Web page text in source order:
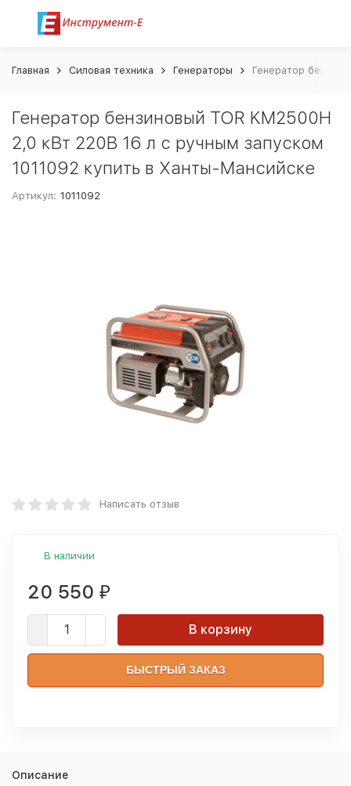
Главная Силовая техника Генераторы Генератор
Генератор бензиновый TOR KM2500H
2,0 кВт 220В 16 л с ручным запуском
1011092 купить в Ханты-Мансийске
Артикул: 1011092
Написать отзыв
В наличии
20 550 ₽
В корзину
БЫСТРЫЙ ЗАКАЗ
Описание